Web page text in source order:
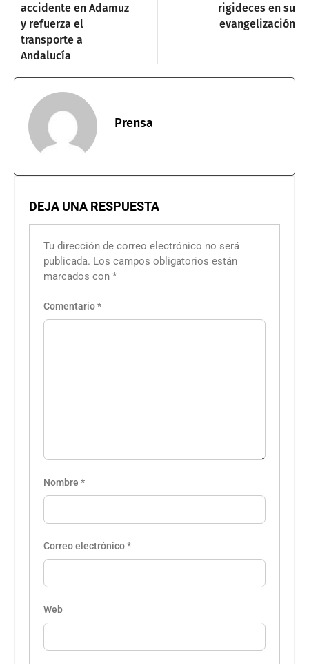
accidente en Adamuz
y refuerza el
transporte a
Andalucía
rigideces en su
evangelización
Prensa
DEJA UNA RESPUESTA
Tu dirección de correo electrónico no será
publicada. Los campos obligatorios están
marcados con *
Comentario*
Nombre *
Correo electrónico*
Web